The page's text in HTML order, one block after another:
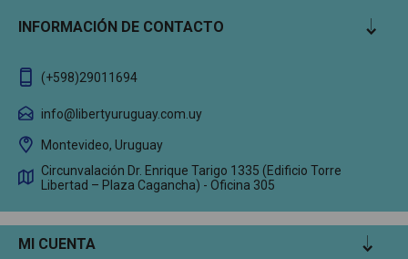
INFORMACIÓN DE CONTACTO
(+598)29011694
info@libertyuruguay.com.uy
Montevideo, Uruguay
Circunvalación Dr. Enrique Tarigo 1335 (Edificio Torre
Libertad – Plaza Cagancha) - Oficina 305
MI CUENTA